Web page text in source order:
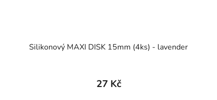
Silikonový MAXI DISK 15mm (4ks) - lavender
27 Kč